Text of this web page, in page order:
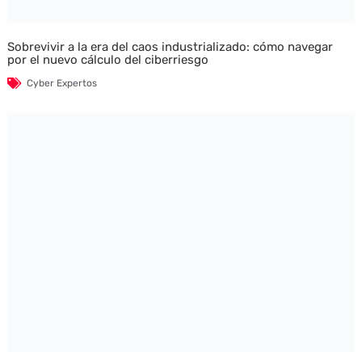
Sobrevivir a la era del caos industrializado: cómo navegar
por el nuevo cálculo del ciberriesgo
Cyber Expertos